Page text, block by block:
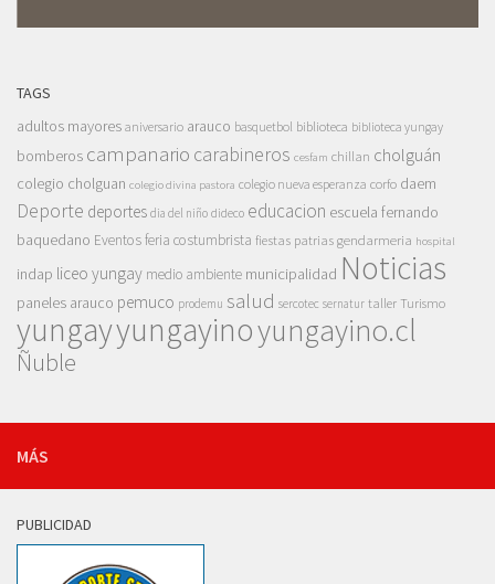
TAGS
adultos mayores aniversario arauco basquetbol biblioteca biblioteca yungay
bomberos campanario carabineros cesfam chillan cholguán
colegio cholguan colegio divina pastora colegio nueva esperanza corfo daem
Deporte deportes dia del niño dideco educacion escuela fernando
baquedano Eventosferia costumbrista fiestas patrias gendarmeria hospital
indap liceo yungay medio ambiente municipalidad Noticias
paneles arauco pemuco prodemu salud sercotec sernatur taller Turismo
yungayyungayinoyungayino.cl
Ñuble
MÁS
PUBLICIDAD